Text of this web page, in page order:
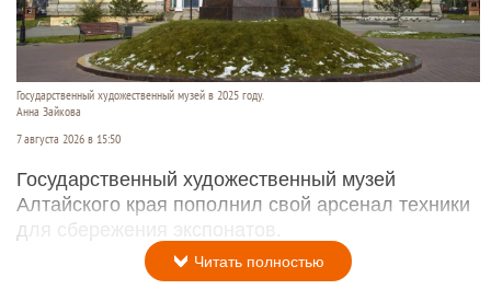
Государственный художественный музей в 2025 году.
Анна Зайкова
7 августа 2026 в 15:50
Государственный художественный музей
Алтайского края пополнил свой арсенал техники
для сбережения экспонатов.
Читать полностью